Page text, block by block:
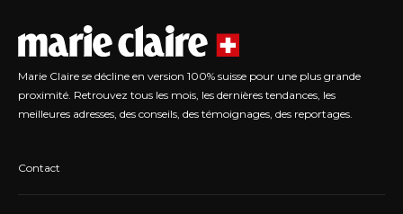
Marie Claire se décline en version 100% suisse pour une plus grande
proximité. Retrouvez tous les mois, les dernières tendances, les
meilleures adresses, des conseils, des témoignages, des reportages.
Contact